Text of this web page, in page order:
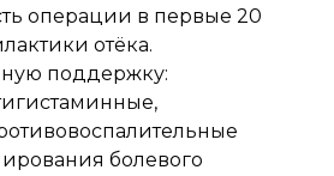
операции в первые 20
отёка.
поддержку:
болевого